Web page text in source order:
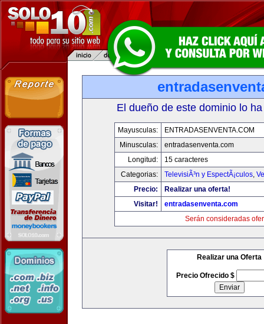
El dueño de este dominio lo
Mayusculas:
ENTRADASENVENTA.COM
Minusculas:
entradasenventa.com
Longitud:
15 caracteres
Categorias:
TelevisiÃ³n y EspectÃ¡culos,
Precio:
Realizar una oferta!
Visitar!
entradasenventa.com
Serán consideradas
Realizar una Oferta
Precio Ofrecido $